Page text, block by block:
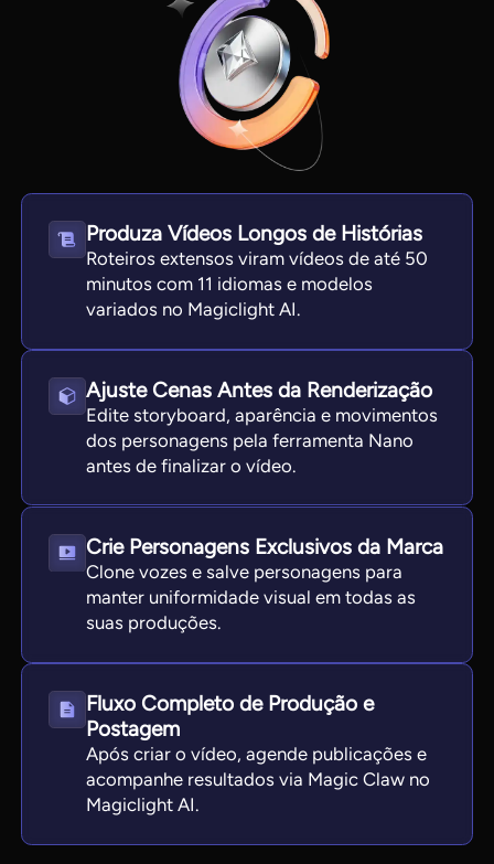
Produza Vídeos Longos de Histórias
Roteiros extensos viram vídeos de até 50
minutos com 11 idiomas e modelos
variados no Magiclight AI.
Ajuste Cenas Antes da Renderização
Edite storyboard, aparência e movimentos
dos personagens pela ferramenta Nano
antes de finalizar o vídeo.
Crie Personagens Exclusivos da Marca
Clone vozes e salve personagens para
manter uniformidade visual em todas as
suas produções.
Fluxo Completo de Produção e
Postagem
Após criar o vídeo, agende publicações e
acompanhe resultados via Magic Claw no
Magiclight AI.